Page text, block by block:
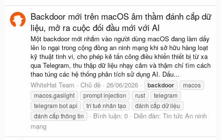
Backdoor mới trên macOS âm thầm đánh cắp dữ
liệu, mở ra cuộc đối đầu mới với AI
Một backdoor mới nhắm vào người dùng macOS đang làm dấy
lên lo ngại trong cộng đồng an ninh mạng khi sở hữu hàng loạt
kỹ thuật tinh vi, cho phép kẻ tấn công điều khiển thiết bị từ xa
qua Telegram, thu thập dữ liệu nhạy cảm và thậm chí tìm cách
thao túng các hệ thống phân tích sử dụng AI. Dấu...
WhiteHat Team
Chủ đề 26/06/2026 backdoor
macos
macos.gaslight
prompt injection rust
telegram
telegram bot api
trí tuê nhân tạo
đánh cắp dữ liệu
đánh cắp thông tin
Bình luận: 0 Diễn đàn: Tin tức An ninh
mạng